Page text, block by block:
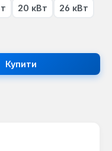
20 кВт 26 кВт
потрібну
Купити